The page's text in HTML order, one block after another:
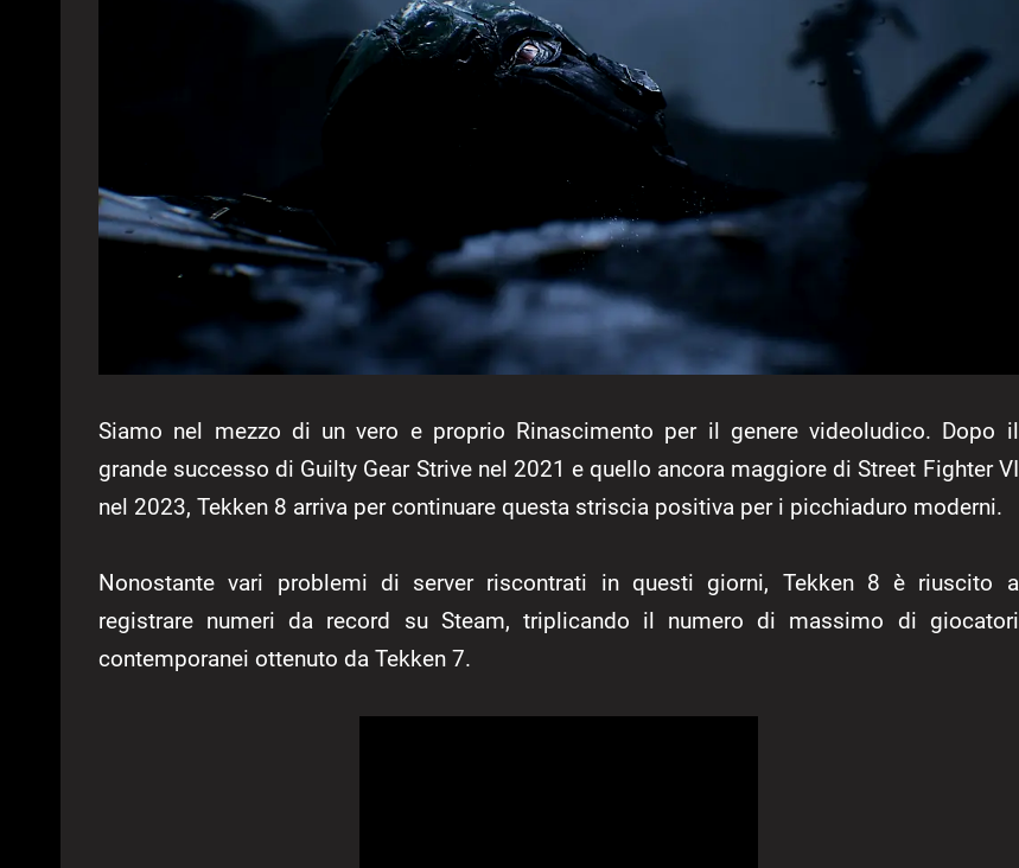
Siamo nel mezzo di un vero e proprio Rinascimento per il genere videoludico. Dopo il
grande successo di Guilty Gear Strive nel 2021 e quello ancora maggiore di Street Fighter VI
nel 2023, Tekken 8 arriva per continuare questa striscia positiva per i picchiaduro moderni.
Nonostante vari problemi di server riscontrati in questi giorni, Tekken 8 è riuscito a
registrare numeri da record su Steam, triplicando il numero di massimo di giocatori
contemporanei ottenuto da Tekken 7.